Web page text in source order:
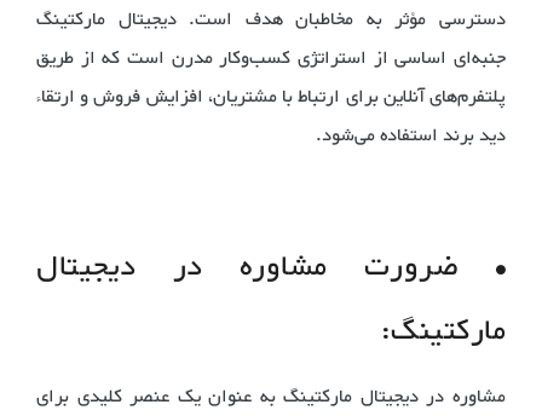
دسترسی مؤثر به مخاطبان هدف است. دیجیتال مارکتینگ
جنبه‌ای اساسی از استراتژی کسب‌وکار مدرن است که از طریق
پلتفرم‌های آنلاین برای ارتباط با مشتریان، افزایش فروش و ارتقاء
دید برند استفاده می‌شود.
• ضرورت مشاوره در دیجیتال
مارکتینگ:
مشاوره در دیجیتال مارکتینگ به عنوان یک عنصر کلیدی برای